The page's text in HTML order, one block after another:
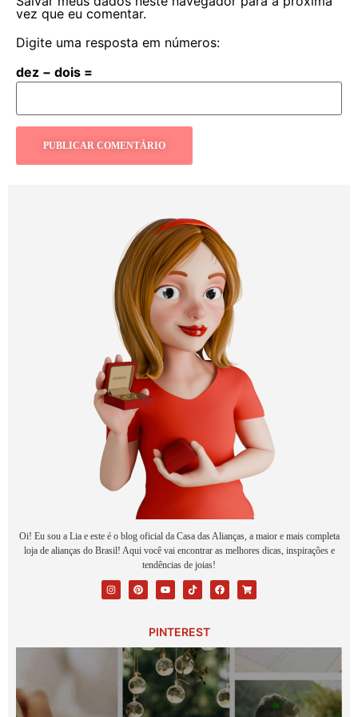
vez que eu comentar.
Digite uma resposta em números:
dez − dois =
Oi! Eu sou a Lia e este é o blog oficial da Casa das Alianças, a maior e mais completa
loja de alianças do Brasil! Aqui você vai encontrar as melhores dicas, inspirações e
tendências de joias!
PINTEREST